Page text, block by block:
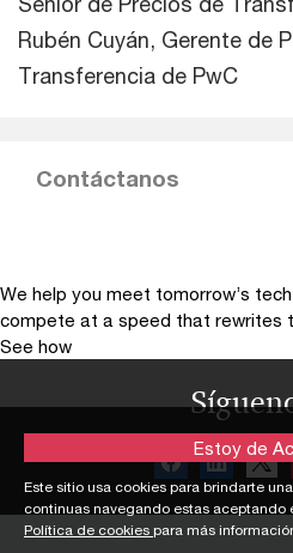
Rubén Cuyán, Gerente de
Transferencia de PwC
Contáctanos
We help you meet tomorrow’s
compete at a speed that rewrites
See how
Este sitio usa cookies para brindarte
continuas navegando estas aceptando
Política de cookies para más
Estoy de